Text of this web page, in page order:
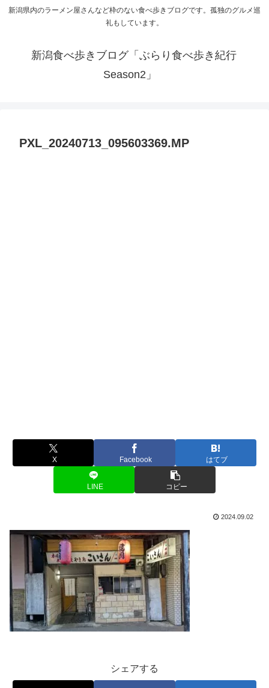
新潟県内のラーメン屋さんなど枠のない食べ歩きブログです。孤独のグルメ巡
礼もしています。
新潟食べ歩きブログ「ぶらり食べ歩き紀行
Season2」
PXL_20240713_095603369.MP
X Facebook はてブ
LINE コピー
2024.09.02
シェアする